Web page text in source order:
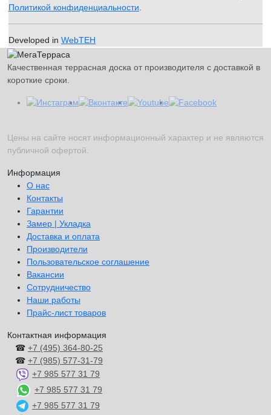
Политикой конфиденциальности
Developed in WebTEH
Качественная террасная доска от производителя с доставкой в
короткие сроки.
Цены на сайте носят информационный характер и не являются
публичной офертой.
Информация
О нас
Контакты
Гарантии
Замер | Укладка
Доставка и оплата
Производители
Пользовательское соглашение
Вакансии
Сотрудничество
Наши работы
Прайс-лист товаров
Контактная информация
☎ +7 (495) 364-80-25
☎ +7 (985) 577-31-79
+7 985 577 31 79
+7 985 577 31 79
+7 985 577 31 79